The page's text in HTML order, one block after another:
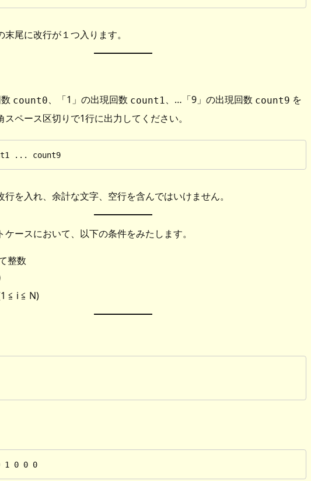
末尾に改行が１つ入ります。
count0、「1」の出現回数 count1、…「9」の出現回数 count9 を
スペース区切りで1行に出力してください。
... count9
行を入れ、余計な文字、空行を含んではいけません。
ケースにおいて、以下の条件をみたします。
整数
≦ i ≦ N)
1 0 0 0